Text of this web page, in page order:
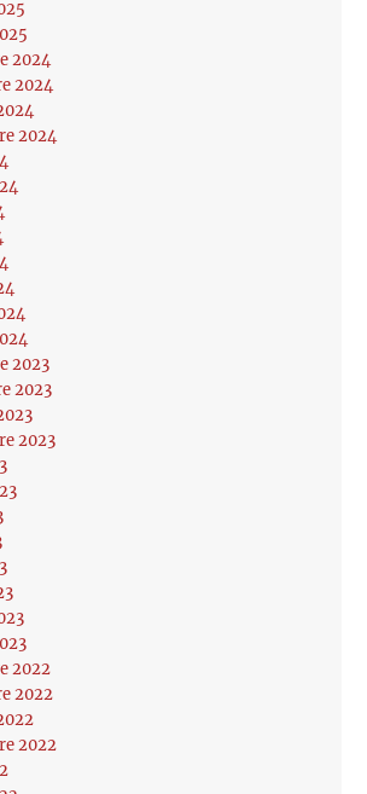
2024
2024
2024
2023
2023
2023
2022
2022
2022